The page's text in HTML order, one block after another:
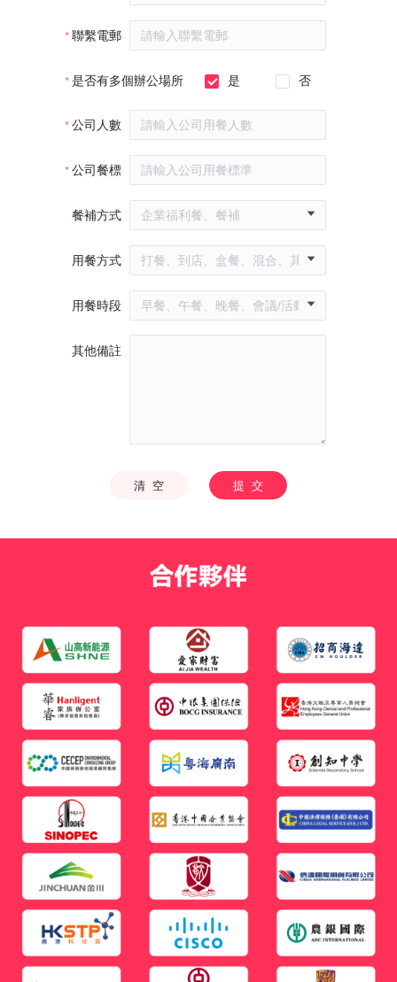
聯繫電郵
是否有多個辦公場所 是 否
公司人數
公司餐標
餐補方式
用餐方式
用餐時段
其他備註
清 空 提 交